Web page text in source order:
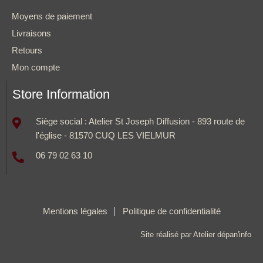
Moyens de paiement
Livraisons
Retours
Mon compte
Store Information
Siège social : Atelier St Joseph Diffusion - 893 route de
l'église - 81570 CUQ LES VIELMUR
06 79 02 63 10
Mentions légales Politique de confidentialité
Site réalisé par Atelier dépan'info